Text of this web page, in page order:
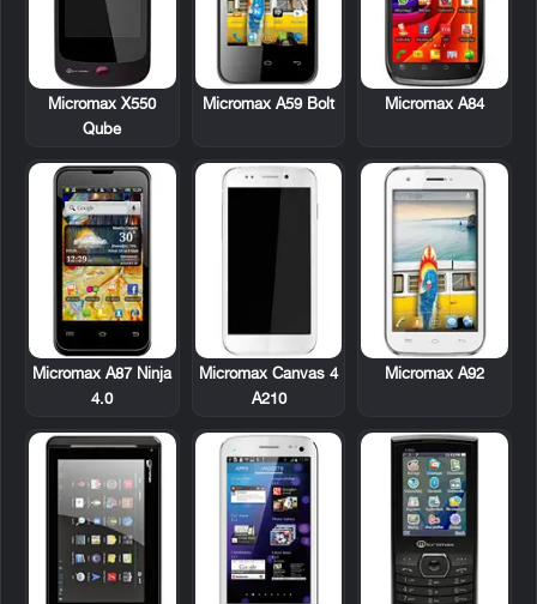
Micromax A84
Micromax A59 Bolt
Micromax X550
Qube
Micromax A92
Micromax Canvas 4
A210
Micromax A87 Ninja
4.0